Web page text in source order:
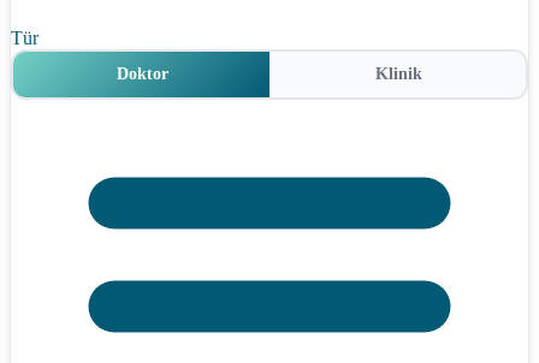
Tür
Doktor Klinik